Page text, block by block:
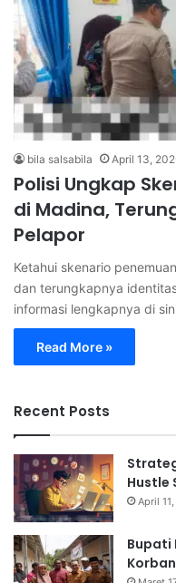
bila salsabila April 13,
Polisi Ungkap
di Madina,
Pelapor
Ketahui skenario
dan terungkapnya
informasi lengkapnya di
Read More »
Recent Posts
Hustle
April
Bupati